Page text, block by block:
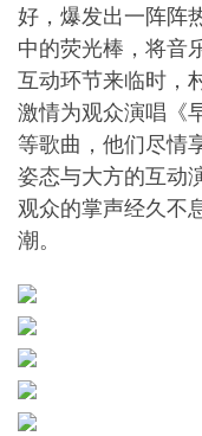
好，爆发出一阵阵
中的荧光棒，将音
互动环节来临时，
激情为观众演唱《
等歌曲，他们尽情
姿态与大方的互动
观众的掌声经久不
潮。